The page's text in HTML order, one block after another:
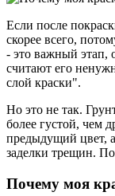
Если после
скорее всего,
- это важный этап,
считают его
слой краски".
Но это не так.
более густой, чем
предыдущий цвет,
заделки трещин.
Почему моя